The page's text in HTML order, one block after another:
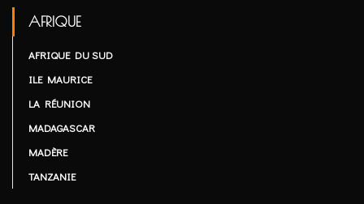
AFRIQUE
AFRIQUE DU SUD
ILE MAURICE
LA RÉUNION
MADAGASCAR
MADÈRE
TANZANIE